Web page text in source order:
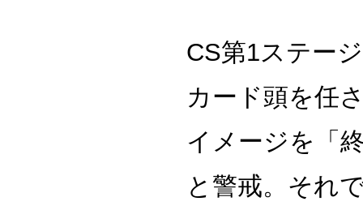
CS第1ステー
カード頭を任
イメージを「
と警戒。それ